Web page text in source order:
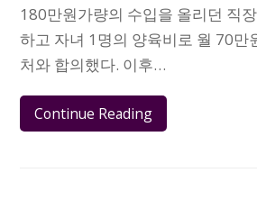
180만원가량의 수입을 올리던 직
하고 자녀 1명의 양육비로 월 70만
처와 합의했다. 이후…
Continue Reading